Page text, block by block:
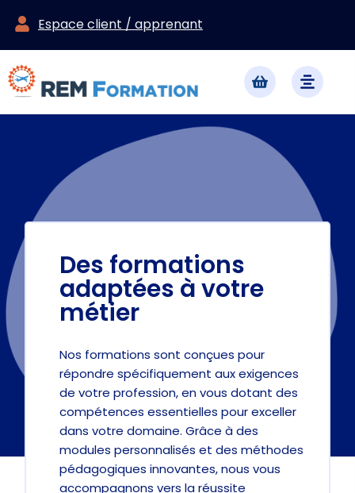
Espace client / apprenant
Des formations
adaptées à votre
métier
Nos formations sont conçues pour
répondre spécifiquement aux exigences
de votre profession, en vous dotant des
compétences essentielles pour exceller
dans votre domaine. Grâce à des
modules personnalisés et des méthodes
pédagogiques innovantes, nous vous
accompagnons vers la réussite